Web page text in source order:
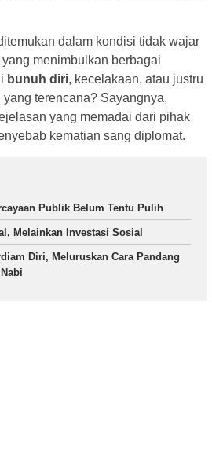
dalam kondisi tidak wajar
menimbulkan berbagai
bunuh diri, kecelakaan, atau justru
yang terencana? Sayangnya,
yang memadai dari pihak
kematian sang diplomat.
Publik Belum Tentu Pulih
Melainkan Investasi Sosial
Diri, Meluruskan Cara Pandang